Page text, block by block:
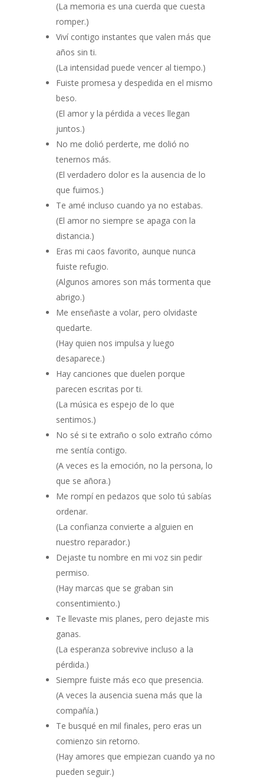
(La memoria es una cuerda que cuesta
romper.)
Viví contigo instantes que valen más que
años sin ti.
(La intensidad puede vencer al tiempo.)
Fuiste promesa y despedida en el mismo
beso.
(El amor y la pérdida a veces llegan
juntos.)
No me dolió perderte, me dolió no
tenernos más.
(El verdadero dolor es la ausencia de lo
que fuimos.)
Te amé incluso cuando ya no estabas.
(El amor no siempre se apaga con la
distancia.)
Eras mi caos favorito, aunque nunca
fuiste refugio.
(Algunos amores son más tormenta que
abrigo.)
Me enseñaste a volar, pero olvidaste
quedarte.
(Hay quien nos impulsa y luego
desaparece.)
Hay canciones que duelen porque
parecen escritas por ti.
(La música es espejo de lo que
sentimos.)
No sé si te extraño o solo extraño cómo
me sentía contigo.
(A veces es la emoción, no la persona, lo
que se añora.)
Me rompí en pedazos que solo tú sabías
ordenar.
(La confianza convierte a alguien en
nuestro reparador.)
Dejaste tu nombre en mi voz sin pedir
permiso.
(Hay marcas que se graban sin
consentimiento.)
Te llevaste mis planes, pero dejaste mis
ganas.
(La esperanza sobrevive incluso a la
pérdida.)
Siempre fuiste más eco que presencia.
(A veces la ausencia suena más que la
compañía.)
Te busqué en mil finales, pero eras un
comienzo sin retorno.
(Hay amores que empiezan cuando ya no
pueden seguir.)